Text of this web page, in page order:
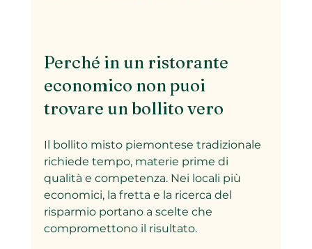
Perché in un ristorante
economico non puoi
trovare un bollito vero
Il bollito misto piemontese tradizionale
richiede tempo, materie prime di
qualità e competenza. Nei locali più
economici, la fretta e la ricerca del
risparmio portano a scelte che
compromettono il risultato.